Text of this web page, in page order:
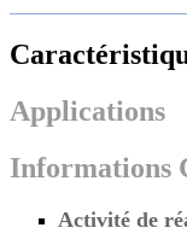
Applications
Informations
Activité de